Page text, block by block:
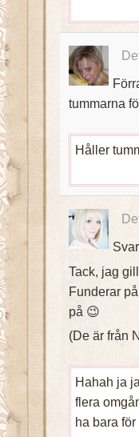
tummarna
Håller
Tack, jag
Funderar
på 😉
(De är från
Hahah ja
flera
ha bara